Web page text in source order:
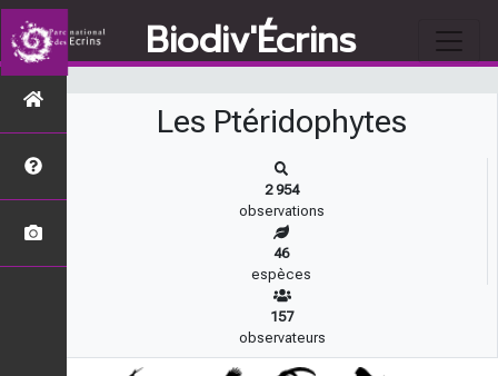
s
Biodiv'Écrins
Les Ptéridophytes
2 954
observations
46
espèces
157
observateurs